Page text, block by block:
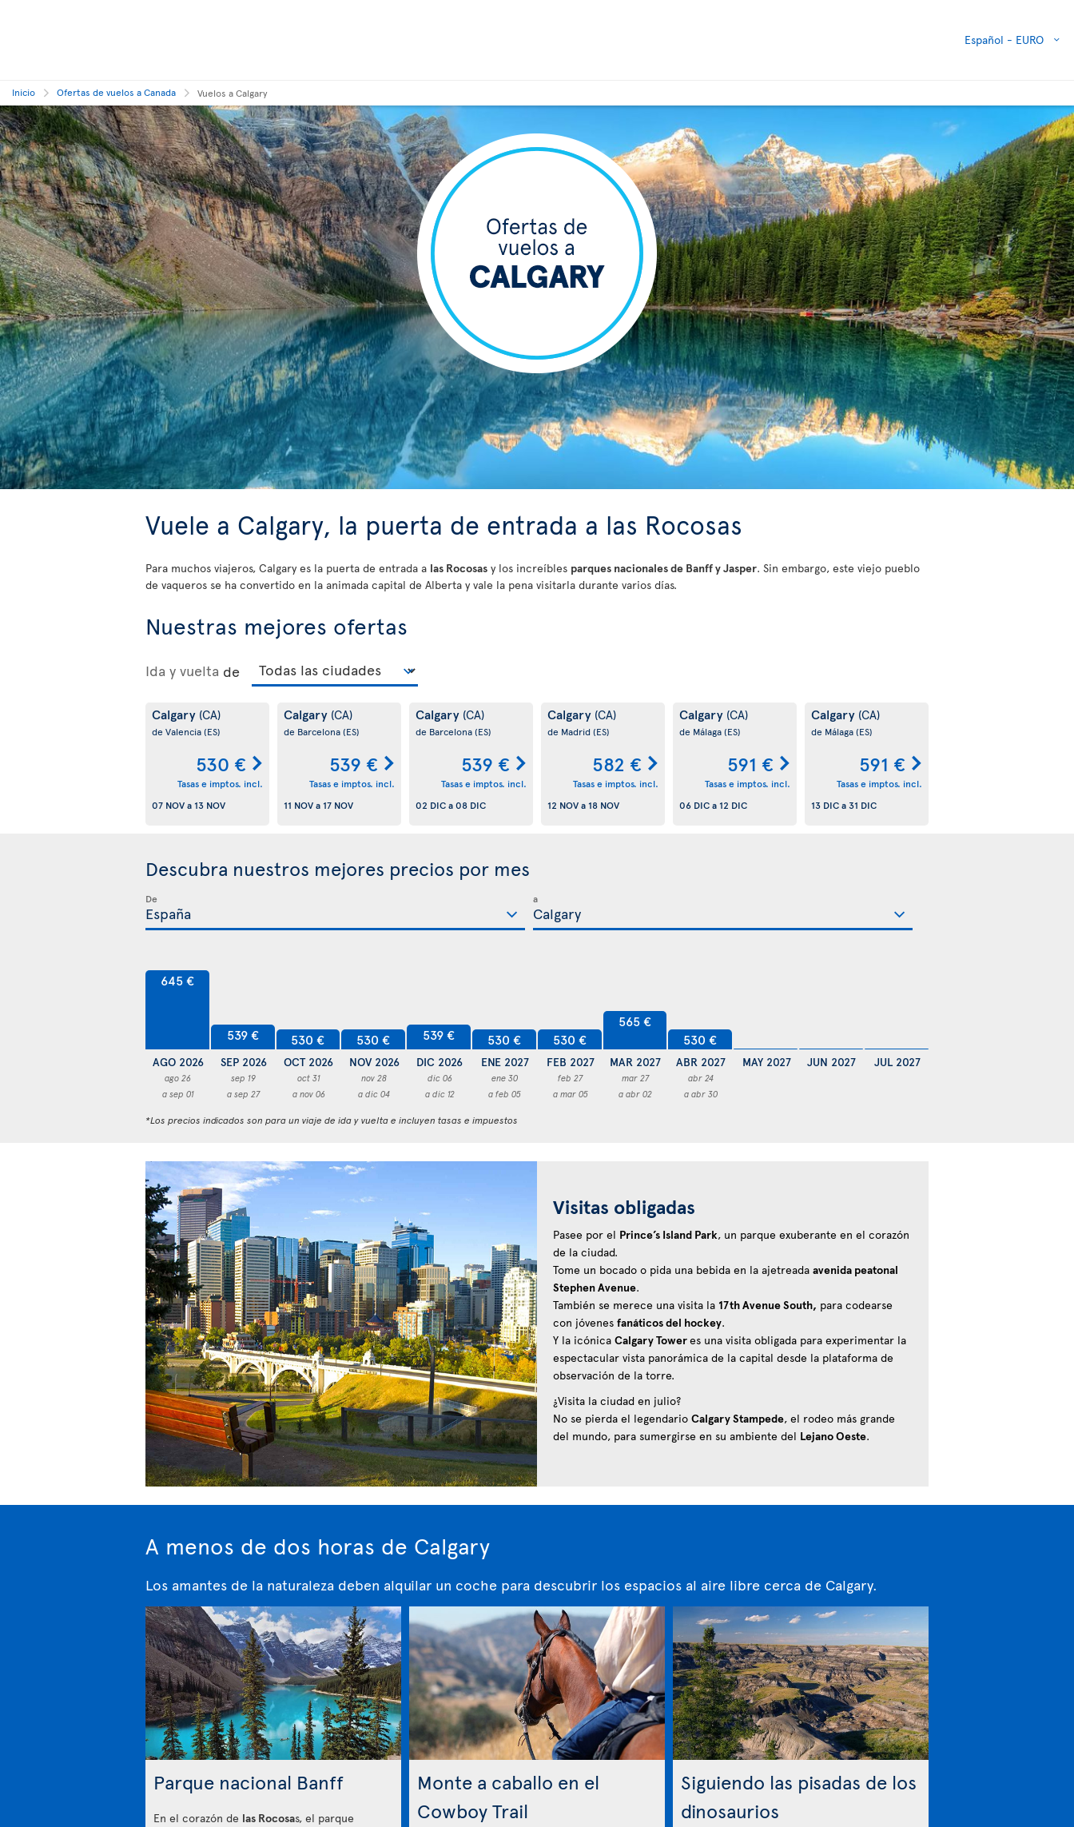
Español - EURO
Inicio Ofertas de vuelos a Canada Vuelos a Calgary
Vuele a Calgary, la puerta de entrada a las Rocosas
Para muchos viajeros, Calgary es la puerta de entrada a las Rocosas y los increíbles parques nacionales de Banff y Jasper. Sin embargo, este viejo pueblo
de vaqueros se ha convertido en la animada capital de Alberta y vale la pena visitarla durante varios días.
Nuestras mejores ofertas
Ida y vuelta de
Calgary (CA)
de Valencia(ES)
530 €
Tasas e imptos. incl.
07 NOVa 13 NOV
Calgary (CA)
de Barcelona(ES)
539 €
Tasas e imptos. incl.
11 NOVa 17 NOV
Calgary (CA)
de Barcelona(ES)
539 €
Tasas e imptos. incl.
02 DICa08 DIC
Calgary (CA)
de Madrid(ES)
582 €
Tasas e imptos. incl.
12 NOVa 18 NOV
Calgary (CA)
de Málaga(ES)
591 €
Tasas e imptos. incl.
06 DICa 12 DIC
Calgary (CA)
de Málaga(ES)
591 €
Tasas e imptos. incl.
13 DICa 31 DIC
Descubra nuestros mejores precios por mes
De a
645 €
AGO 2026
ago 26
a sep 01
539 €
SEP 2026
sep 19
a sep 27
530 €
OCT 2026
oct 31
a nov 06
530 €
NOV 2026
nov 28
a dic 04
539 €
DIC 2026
dic 06
a dic 12
530 €
ENE 2027
ene 30
a feb 05
530 €
FEB 2027
feb 27
a mar 05
565 €
MAR 2027
mar 27
a abr 02
530 €
ABR 2027
abr 24
a abr 30
MAY 2027 JUN 2027 JUL 2027
*Los precios indicados son para un viaje de ida y vuelta e incluyen tasas e impuestos
Visitas obligadas
Pasee por el Prince’s Island Park, un parque exuberante en el corazón
de la ciudad.
Tome un bocado o pida una bebida en la ajetreada avenida peatonal
Stephen Avenue.
También se merece una visita la 17th Avenue South, para codearse
con jóvenes fanáticos del hockey.
Y la icónica Calgary Toweres una visita obligada para experimentar la
espectacular vista panorámica de la capital desde la plataforma de
observación de la torre.
¿Visita la ciudad en julio?
No se pierda el legendario Calgary Stampede, el rodeo más grande
del mundo, para sumergirse en su ambiente del Lejano Oeste.
A menos de dos horas de Calgary
Los amantes de la naturaleza deben alquilar un coche para descubrir los espacios al aire libre cerca de Calgary.
Parque nacional Banff
En el corazón de las Rocosas, el parque
Monte a caballo en el
Cowboy Trail
Siguiendo las pisadas de los
dinosaurios